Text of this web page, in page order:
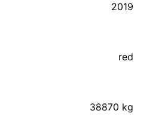
2019
red
38870 kg